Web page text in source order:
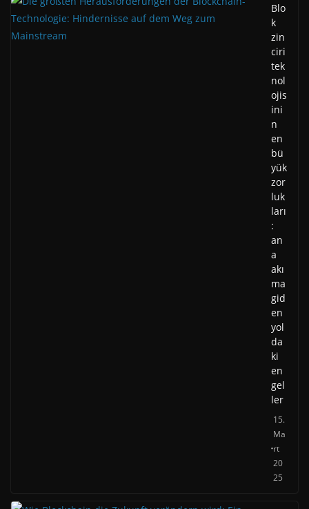
Blo
k
zin
ciri
tek
nol
ojis
ini
n
en
bü
yük
zor
luk
ları
:
an
a
akı
ma
gid
en
yol
da
ki
en
gel
ler
15.
Ma
rt
20
25